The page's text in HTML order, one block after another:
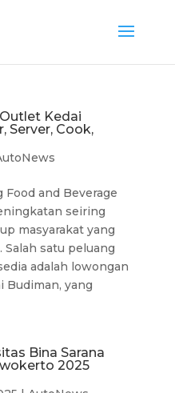
Kedai
Server, Cook,
and Beverage
seiring
masyarakat yang
satu peluang
adalah lowongan
Budiman, yang
Bina Sarana
2025